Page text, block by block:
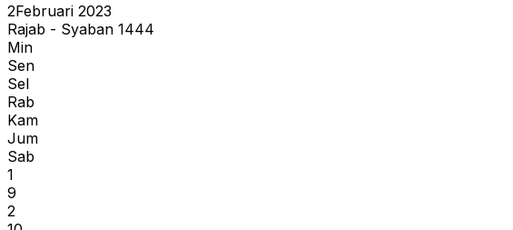
2Februari 2023
Rajab - Syaban 1444
Min
Sen
Sel
Rab
Kam
Jum
Sab
1
9
2